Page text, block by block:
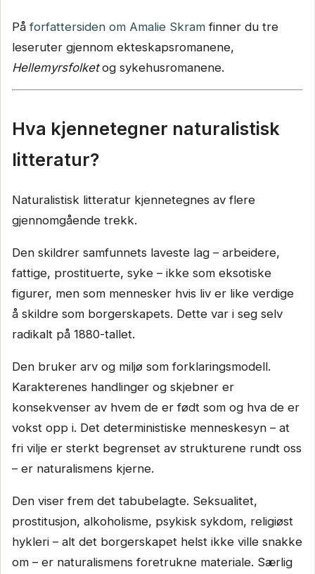
Påforfattersiden om Amalie Skram finner du tre
leseruter gjennom ekteskapsromanene,
Hellemyrsfolketog sykehusromanene.
Hva kjennetegner naturalistisk
litteratur?
Naturalistisk litteratur kjennetegnes av flere
gjennomgående trekk.
Den skildrer samfunnets laveste lag – arbeidere,
fattige, prostituerte, syke – ikke som eksotiske
figurer, men som mennesker hvis liv er like verdige
å skildre som borgerskapets. Dette var i seg selv
radikalt på 1880-tallet.
Den bruker arv og miljø som forklaringsmodell.
Karakterenes handlinger og skjebner er
konsekvenser av hvem de er født som og hva de er
vokst opp i. Det deterministiske menneskesyn – at
fri vilje er sterkt begrenset av strukturene rundt oss
– er naturalismens kjerne.
Den viser frem det tabubelagte. Seksualitet,
prostitusjon, alkoholisme, psykisk sykdom, religiøst
hykleri – alt det borgerskapet helst ikke ville snakke
om – er naturalismens foretrukne materiale. Særlig